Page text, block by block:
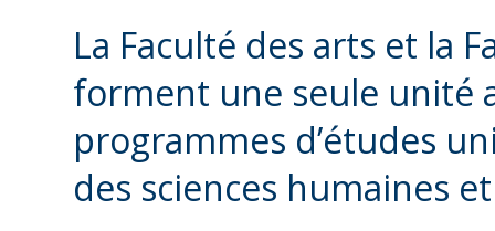
La Faculté des arts et la
forment une seule unité
programmes d’études
des sciences humaines